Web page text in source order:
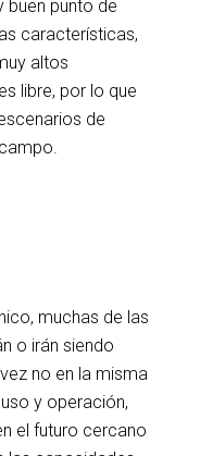
buen punto de
características,
altos
libre, por lo que
de
muchas de las
o irán siendo
no en la misma
y operación,
el futuro cercano